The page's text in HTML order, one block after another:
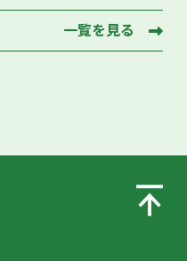
一覧を見る